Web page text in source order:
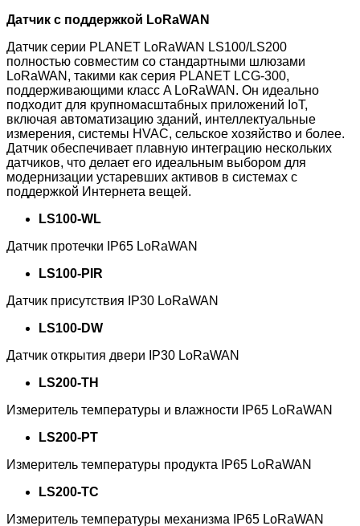
Датчик с поддержкой LoRaWAN
Датчик серии PLANET LoRaWAN LS100/LS200
полностью совместим со стандартными шлюзами
LoRaWAN, такими как серия PLANET LCG-300,
поддерживающими класс A LoRaWAN. Он идеально
подходит для крупномасштабных приложений IoT,
включая автоматизацию зданий, интеллектуальные
измерения, системы HVAC, сельское хозяйство и более.
Датчик обеспечивает плавную интеграцию нескольких
датчиков, что делает его идеальным выбором для
модернизации устаревших активов в системах с
поддержкой Интернета вещей.
LS100-WL
Датчик протечки IP65 LoRaWAN
LS100-PIR
Датчик присутствия IP30 LoRaWAN
LS100-DW
Датчик открытия двери IP30 LoRaWAN
LS200-TH
Измеритель температуры и влажности IP65 LoRaWAN
LS200-PT
Измеритель температуры продукта IP65 LoRaWAN
LS200-TC
Измеритель температуры механизма IP65 LoRaWAN